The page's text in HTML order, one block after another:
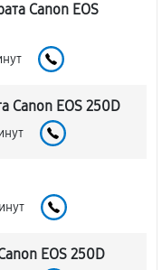
Canon EOS
Canon EOS 250D
EOS 250D